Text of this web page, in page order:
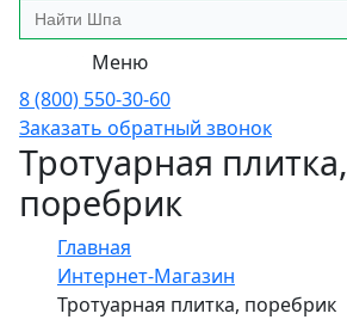
Меню
8 (800) 550-30-60
Заказать обратный звонок
Тротуарная плитка,
поребрик
Главная
Интернет-Магазин
Тротуарная плитка, поребрик